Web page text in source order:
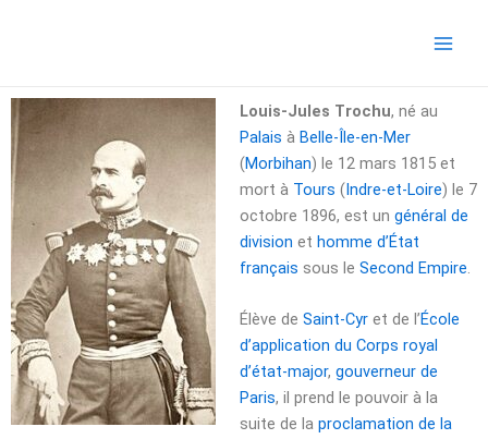
Louis-Jules Trochu, né au
Palais à Belle-Île-en-Mer
(Morbihan) le 12 mars 1815et
mort à Tours (Indre-et-Loire) le 7
octobre 1896, est un général de
division et homme d’État
français sous le Second Empire.
Élève de Saint-Cyret de l’École
d’application du Corps royal
d’état-major, gouverneur de
Paris, il prend le pouvoir à la
suite de la proclamation de la